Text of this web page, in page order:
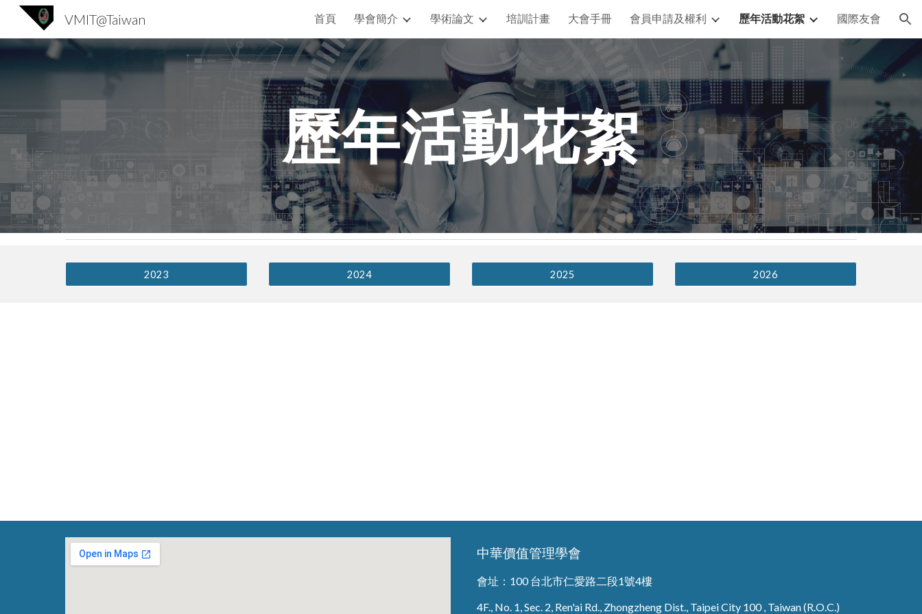
Skip to main content Skip to navigation
VMIT@Taiwan 首頁 學會簡介 學術論文 培訓計畫 大會手冊 會員申請及權利 歷年活動花絮 國際友會
歷年活動花絮
2023 2024 2025 2026
中華價值管理學會
會址： 100 台北市仁愛路二段1號4樓
4F., No. 1, Sec. 2, Ren'ai Rd., Zhongzheng Dist., Taipei City 100 , Taiwan (R.O.C.)